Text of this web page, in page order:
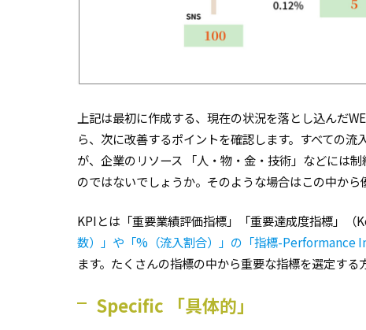
上記は最初に作成する、現在の状況を落とし込んだ
ら、次に改善するポイントを確認します。すべての
が、企業のリソース 「人・物・金・技術」などには
のではないでしょうか。そのような場合はこの中から
KPIとは「重要業績評価指標」「重要達成度指標」
数）」や「%（流入割合）」の「指標-Performance
ます。たくさんの指標の中から重要な指標を選定する
Specific 「具体的」